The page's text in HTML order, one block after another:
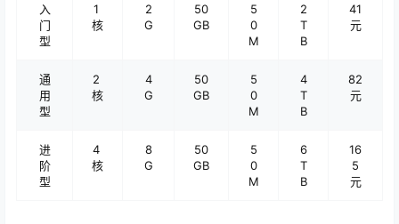
入
门
型
1
核
2
G
50
GB
5
0
M
2
T
B
41
元
通
用
型
2
核
4
G
50
GB
5
0
M
4
T
B
82
元
进
阶
型
4
核
8
G
50
GB
5
0
M
6
T
B
16
5
元